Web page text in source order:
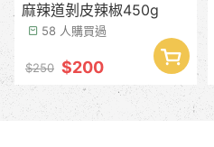
麻辣道剝皮辣椒450g
58 人購買過
$250 $200